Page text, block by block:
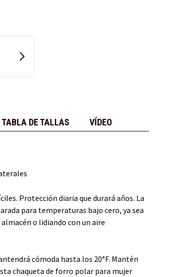
TABLA DE TALLAS VÍDEO
Protección diaria que durará años. La
para temperaturas bajo cero, ya sea
o lidiando con un aire
cómoda hasta los 20°F. Mantén
chaqueta de forro polar para mujer